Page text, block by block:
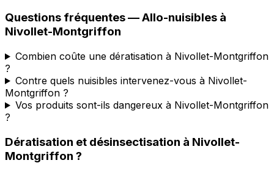
Questions fréquentes —Allo-nuisibles à
Nivollet-Montgriffon
Combien coûte une dératisation à Nivollet-Montgriffon
?
Contre quels nuisibles intervenez-vous à Nivollet-
Montgriffon ?
Vos produits sont-ils dangereux à Nivollet-Montgriffon
?
Dératisation et désinsectisation à Nivollet-
Montgriffon ?